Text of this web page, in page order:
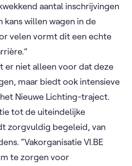
aantal inschrijvingen
kans willen wagen in de
velen vormt dit een echte
er niet alleen voor dat deze
maar biedt ook intensieve
Nieuwe Lichting-traject.
tot de uiteindelijke
zorgvuldig begeleid, van
“Vakorganisatie VI.BE
te zorgen voor